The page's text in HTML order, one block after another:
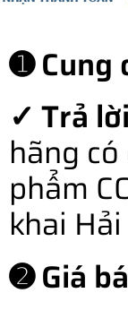
➊ Cung
✓ Trả
hãng
phẩm
khai
➋ Giá